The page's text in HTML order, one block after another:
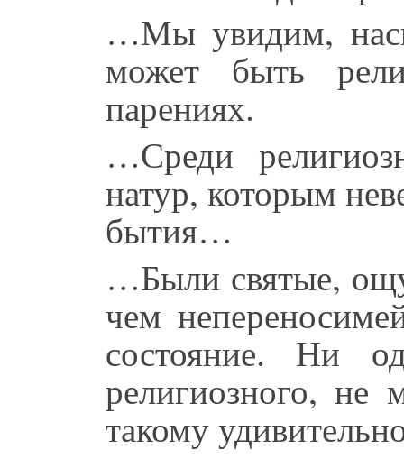
…Мы увидим,
может быть
парениях.
…Среди
натур, которым
бытия…
…Были святые,
чем
состояние. Ни
религиозного, не
такому